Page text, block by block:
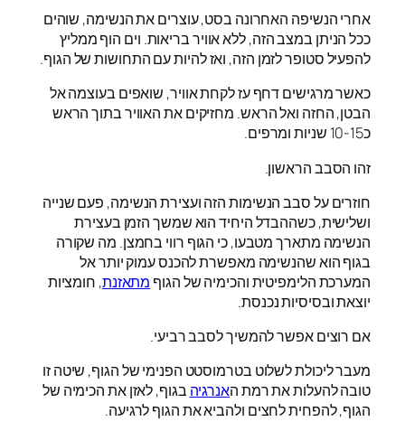
אחרי הנשיפה האחרונה בסט, עוצרים את הנשימה, שוהים
ככל הניתן במצב הזה, ללא אוויר בריאות. וים הוף ממליץ
להפעיל סטופר לזמן הזה, ואז להיות עם התחושות של הגוף.
כאשר מרגישים דחף עז לקחת אוויר, שואפים בעוצמה אל
הבטן, החזה ואל הראש. מחזיקים את האוויר בתוך הראש
כ10-15 שניות ומרפים.
זהו הסבב הראשון.
חוזרים על סבב הנשימות הזה ועצירת הנשימה, פעם שנייה
ושלישית, כשההבדל היחיד הוא שמשך הזמן בעצירת
הנשימה מתארך מטבעו, כי הגוף רווי בחמצן. מה שקורה
בגוף הוא שהנשימה מאפשרת להכנס עמוק יותר אל
המערכת הלימפיטית והכימיה של הגוף מתאזנת, חומציות
יוצאת ובסיסיות נכנסת.
אם רוצים אפשר להמשיך לסבב רביעי.
מעבר ליכולת לשלוט בטרמוסטט הפנימי של הגוף, שיטה זו
טובה להעלות את רמת האנרגיה בגוף, לאזן את הכימיה של
הגוף, להפחית לחצים ולהביא את הגוף לרגיעה.